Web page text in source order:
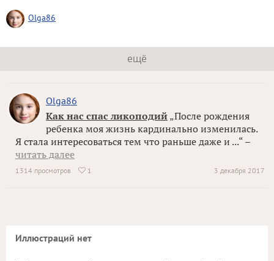
Olga86
ещё
Olga86
Как нас спас ликоподий „После рождения
ребенка моя жизнь кардинально изменилась.
Я стала интересоваться тем что раньше даже и ...“ –
читать далее
3 декабря 2017
1314 просмотров  1
Иллюстраций нет